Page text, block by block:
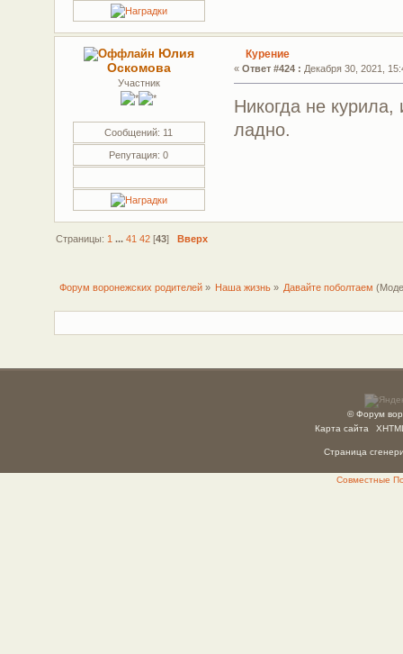
Юлия
Оскомова
Участник
Сообщений: 11
Репутация: 0
Курение
«Ответ #424 : Декабря 30, 2021,
Никогда не
ладно.
Страницы: 1 ... 41 42[43] Вверх
Форум воронежских родителей» Наша жизнь » Давайте поболтаем
© Форум
Карта сайта
Страница
Совместные